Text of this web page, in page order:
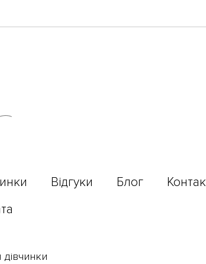
Відгуки Блог
дівчинки